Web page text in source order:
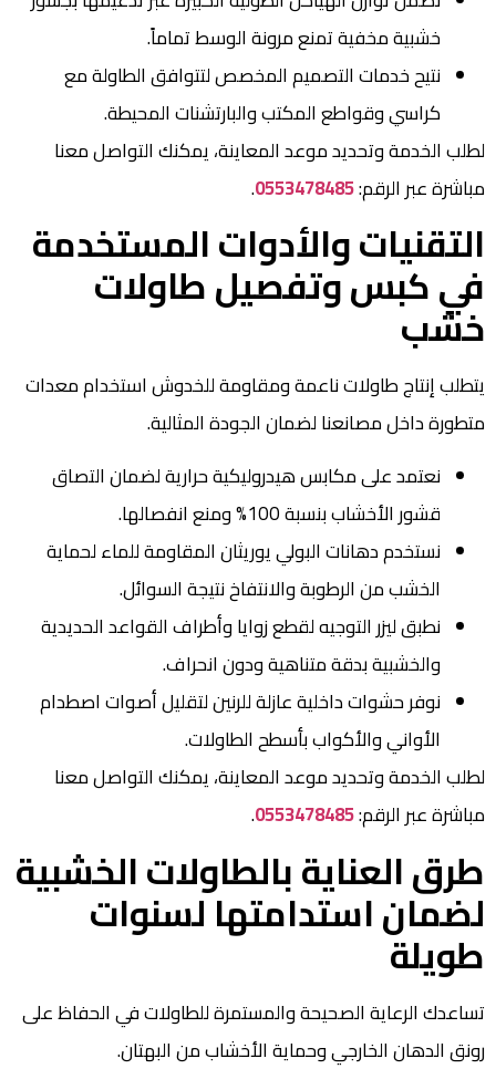
خشبية مخفية تمنع مرونة الوسط تماماً.
نتيح خدمات التصميم المخصص لتتوافق الطاولة مع
كراسي وقواطع المكتب والبارتشنات المحيطة.
لطلب الخدمة وتحديد موعد المعاينة، يمكنك التواصل معنا
مباشرة عبر الرقم:0553478485
.
التقنيات والأدوات المستخدمة
في كبس وتفصيل طاولات
خشب
يتطلب إنتاج طاولات ناعمة ومقاومة للخدوش استخدام معدات
متطورة داخل مصانعنا لضمان الجودة المثالية.
نعتمد على مكابس هيدروليكية حرارية لضمان التصاق
قشور الأخشاب بنسبة 100% ومنع انفصالها.
نستخدم دهانات البولي يوريثان المقاومة للماء لحماية
الخشب من الرطوبة والانتفاخ نتيجة السوائل.
نطبق ليزر التوجيه لقطع زوايا وأطراف القواعد الحديدية
والخشبية بدقة متناهية ودون انحراف.
نوفر حشوات داخلية عازلة للرنين لتقليل أصوات اصطدام
الأواني والأكواب بأسطح الطاولات.
لطلب الخدمة وتحديد موعد المعاينة، يمكنك التواصل معنا
مباشرة عبر الرقم:0553478485
.
طرق العناية بالطاولات الخشبية
لضمان استدامتها لسنوات
طويلة
تساعدك الرعاية الصحيحة والمستمرة للطاولات في الحفاظ على
رونق الدهان الخارجي وحماية الأخشاب من البهتان.